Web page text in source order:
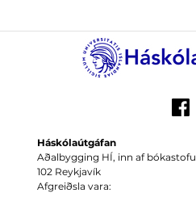
Háskólaútgáfan
Aðalbygging HÍ, inn af bókastofu
102 Reykjavík
Afgreiðsla vara: